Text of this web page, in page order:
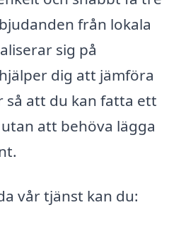
från lokala
sig på
dig att jämföra
så att du kan fatta ett
att behöva lägga
vår tjänst kan du: